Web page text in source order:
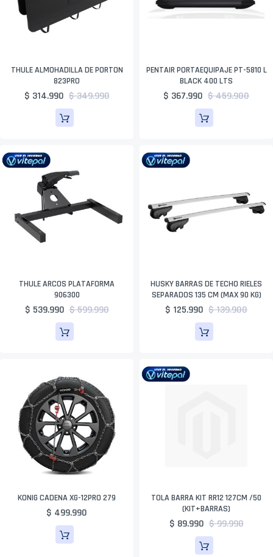
THULE ALMOHADILLA DE PORTON
823PRO
$ 314.990 $ 349.990
PENTAIR PORTAEQUIPAJE PT-5810 L
BLACK 400 LTS
$ 367.990 $ 459.900
THULE ARCOS PLATAFORMA
906300
$ 539.990 $ 599.990
HUSKY BARRAS DE TECHO RIELES
SEPARADOS 135 CM (MAX 90 KG)
$ 125.990 $ 139.900
KONIG CADENA XG-12PRO 279
$ 499.990
TOLA BARRA KIT RR12 127CM /50
(KIT+BARRAS)
$ 89.990 $ 99.990